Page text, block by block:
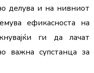
делува и на нивниот
ефикасноста на
ги да лачат
важна супстанца за